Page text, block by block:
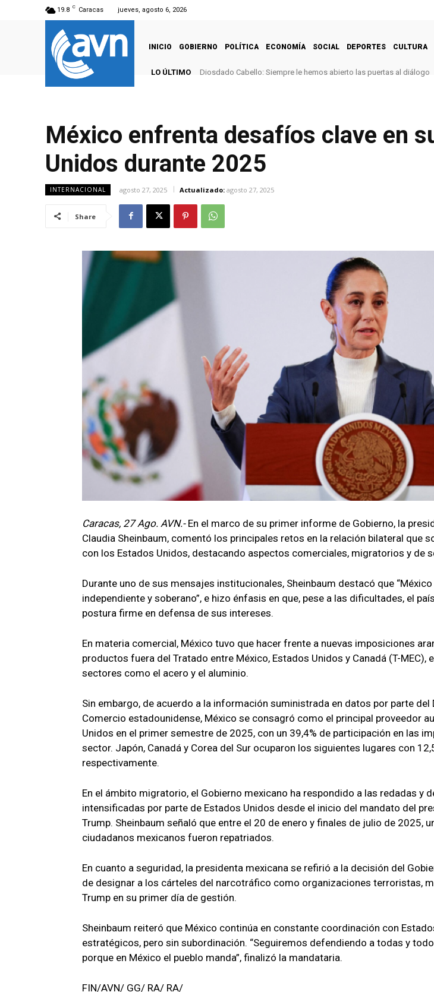
19.8 C Caracas jueves, agosto 6, 2026
INICIO GOBIERNO POLÍTICA ECONOMÍA SOCIAL DEPORTES CULTURA
LO ÚLTIMO Diosdado Cabello: Siempre le hemos abierto las puertas al diálogo
México enfrenta desafíos clave en
Unidos durante 2025
INTERNACIONAL agosto 27, 2025 Actualizado: agosto 27, 2025
Share
Caracas, 27 Ago. AVN.- En el marco de su primer informe de Gobierno, la
Claudia Sheinbaum, comentó los principales retos en la relación bilateral que
con los Estados Unidos, destacando aspectos comerciales, migratorios y de
Durante uno de sus mensajes institucionales, Sheinbaum destacó que “México
independiente y soberano”, e hizo énfasis en que, pese a las dificultades, el
postura firme en defensa de sus intereses.
En materia comercial, México tuvo que hacer frente a nuevas imposiciones
productos fuera del Tratado entre México, Estados Unidos y Canadá (T-MEC),
sectores como el acero y el aluminio.
Sin embargo, de acuerdo a la información suministrada en datos por parte del
Comercio estadounidense, México se consagró como el principal proveedor
Unidos en el primer semestre de 2025, con un 39,4% de participación en las
sector. Japón, Canadá y Corea del Sur ocuparon los siguientes lugares con
respectivamente.
En el ámbito migratorio, el Gobierno mexicano ha respondido a las redadas y
intensificadas por parte de Estados Unidos desde el inicio del mandato del
Trump. Sheinbaum señaló que entre el 20 de enero y finales de julio de 2025,
ciudadanos mexicanos fueron repatriados.
En cuanto a seguridad, la presidenta mexicana se refirió a la decisión del
de designar a los cárteles del narcotráfico como organizaciones terroristas,
Trump en su primer día de gestión.
Sheinbaum reiteró que México continúa en constante coordinación con
estratégicos, pero sin subordinación. “Seguiremos defendiendo a todas y
porque en México el pueblo manda”, finalizó la mandataria.
FIN/AVN/ GG/ RA/ RA/